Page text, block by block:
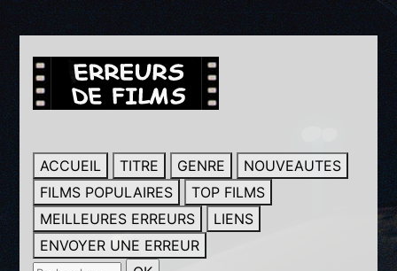
ACCUEIL TITRE GENRE
NOUVEAUTES
FILMS POPULAIRES
TOP FILMS
MEILLEURES ERREURS
LIENS
ENVOYER UNE ERREUR